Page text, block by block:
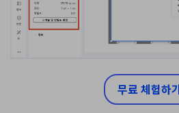
무료 체험하기